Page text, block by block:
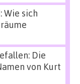
Wie sich
Die
von Kurt